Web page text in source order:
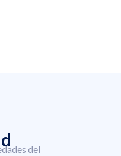
del